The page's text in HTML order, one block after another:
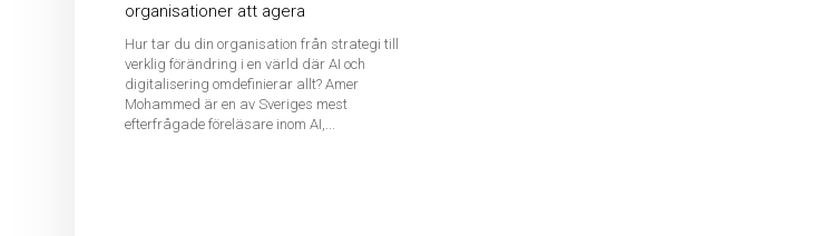
organisationer att agera
Hur tar du din organisation från strategi till
verklig förändring i en värld där AI och
digitalisering omdefinierar allt? Amer
Mohammed är en av Sveriges mest
efterfrågade föreläsare inom AI,...